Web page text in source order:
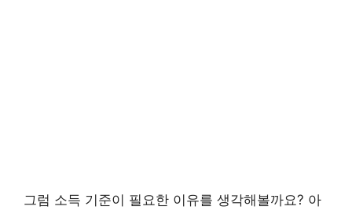
그럼 소득 기준이 필요한 이유를 생각해볼까요? 아